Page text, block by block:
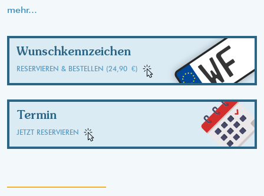
mehr...
Wunschkennzeichen
RESERVIEREN & BESTELLEN (24,90 €) WF
Termin
JETZT RESERVIEREN